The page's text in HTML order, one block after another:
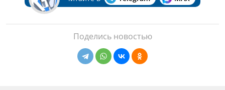
Поделись новостью